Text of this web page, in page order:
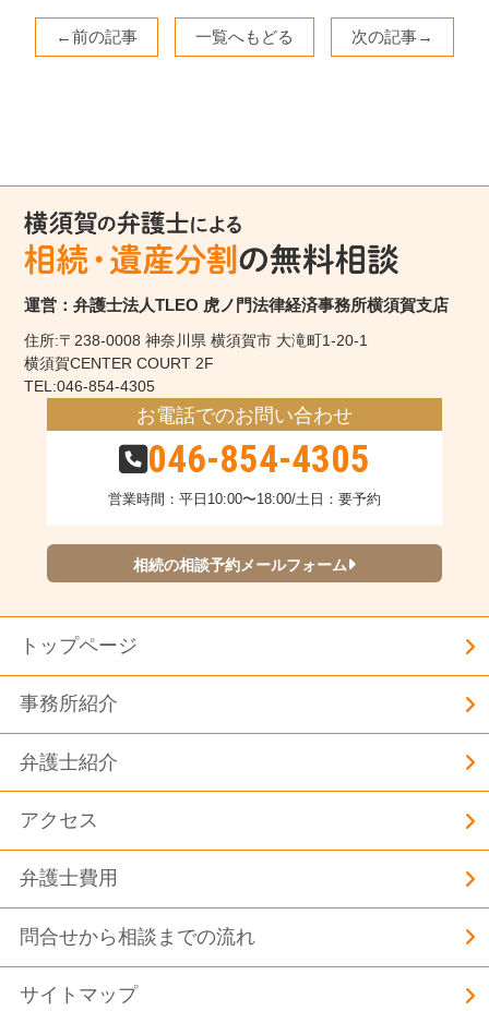
←前の記事 一覧へもどる 次の記事→
運営：弁護士法人TLEO 虎ノ門法律経済事務所横須賀支店
住所:〒238-0008 神奈川県 横須賀市 大滝町1-20-1
横須賀CENTER COURT 2F
TEL:046-854-4305
お電話でのお問い合わせ
046-854-4305
営業時間：平日10:00〜18:00/土日：要予約
相続の相談予約メールフォーム
トップページ
事務所紹介
弁護士紹介
アクセス
弁護士費用
問合せから相談までの流れ
サイトマップ